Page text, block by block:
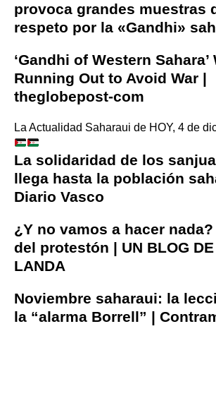
provoca grandes muestras
respeto por la «Gandhi»
‘Gandhi of Western Sahara’
Running Out to Avoid War |
theglobepost-com
La Actualidad Saharaui de HOY, 4 de
La solidaridad de los
llega hasta la población
Diario Vasco
¿Y no vamos a hacer
del protestón | UN BLOG DE
LANDA
Noviembre saharaui: la
la “alarma Borrell” |